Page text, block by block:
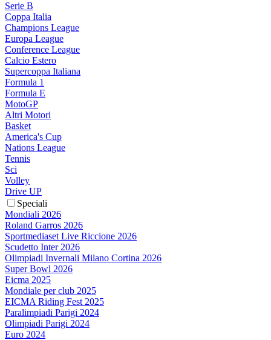
Serie B
Coppa Italia
Champions League
Europa League
Conference League
Calcio Estero
Supercoppa Italiana
Formula 1
Formula E
MotoGP
Altri Motori
Basket
America's Cup
Nations League
Tennis
Sci
Volley
Drive UP
Speciali
Mondiali 2026
Roland Garros 2026
Sportmediaset Live Riccione 2026
Scudetto Inter 2026
Olimpiadi Invernali Milano Cortina 2026
Super Bowl 2026
Eicma 2025
Mondiale per club 2025
EICMA Riding Fest 2025
Paralimpiadi Parigi 2024
Olimpiadi Parigi 2024
Euro 2024